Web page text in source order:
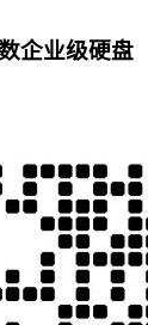
企业级硬盘